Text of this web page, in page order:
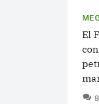
El
8